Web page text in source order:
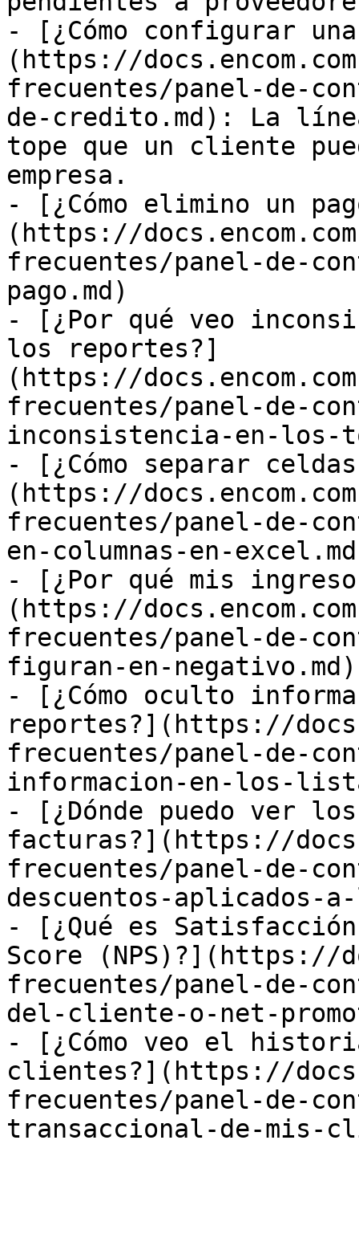
- [¿Cómo configurar
(https://
frecuentes/panel-de-
de-credito.md): La
tope que un cliente
empresa.
- [¿Cómo elimino un
(https://
frecuentes/panel-de-
pago.md)
- [¿Por qué veo
los reportes?]
(https://
frecuentes/panel-de-
inconsistencia-en-los-
- [¿Cómo separar
(https://
frecuentes/panel-de-
en-columnas-en-
- [¿Por qué mis
(https://
frecuentes/panel-de-
figuran-en-negativo.md)
- [¿Cómo oculto
reportes?](https://
frecuentes/panel-de-
informacion-en-los-
- [¿Dónde puedo ver
facturas?](https://
frecuentes/panel-de-
descuentos-aplicados-
- [¿Qué es
Score (NPS)?](https://
frecuentes/panel-de-
del-cliente-o-net-
- [¿Cómo veo el
clientes?](https://
frecuentes/panel-de-